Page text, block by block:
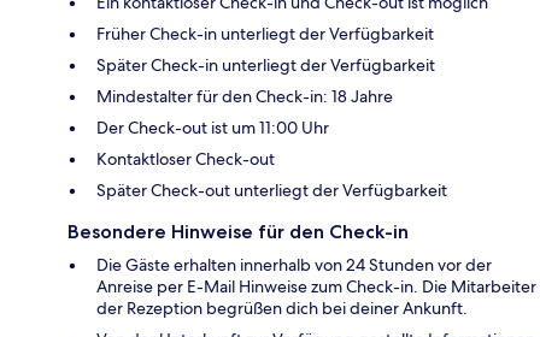
Früher Check-in unterliegt der Verfügbarkeit
Später Check-in unterliegt der Verfügbarkeit
Mindestalter für den Check-in: 18 Jahre
Der Check-out ist um 11:00 Uhr
Kontaktloser Check-out
Später Check-out unterliegt der Verfügbarkeit
Besondere Hinweise für den Check-in
Die Gäste erhalten innerhalb von 24 Stunden vor der
Anreise per E-Mail Hinweise zum Check-in. Die Mitarbeiter
der Rezeption begrüßen dich bei deiner Ankunft.